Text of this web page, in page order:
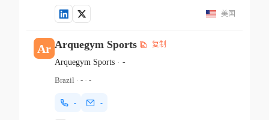
美国
Ar Arquegym Sports 复制
Arquegym Sports· -
Brazil · -· -
- -